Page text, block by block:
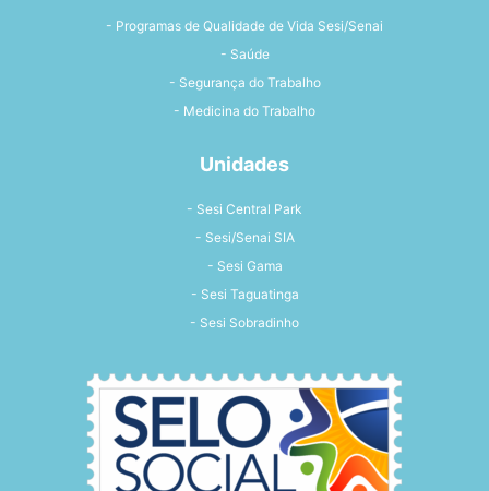
- Programas de Qualidade de Vida Sesi/Senai
- Saúde
- Segurança do Trabalho
- Medicina do Trabalho
Unidades
- Sesi Central Park
- Sesi/Senai SIA
- Sesi Gama
- Sesi Taguatinga
- Sesi Sobradinho